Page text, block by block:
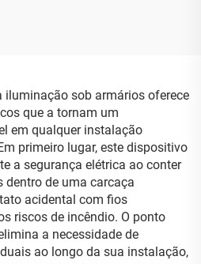
iluminação sob armários oferece
que a tornam um
em qualquer instalação
primeiro lugar, este dispositivo
a segurança elétrica ao conter
dentro de uma carcaça
acidental com fios
riscos de incêndio. O ponto
a necessidade de
ao longo da sua instalação,